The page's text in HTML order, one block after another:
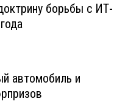
борьбы с ИТ-
автомобиль и